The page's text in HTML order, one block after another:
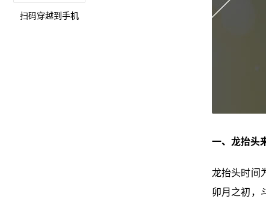
一、龙抬头
龙抬头时间
卯月之初，
扫码穿越到手机